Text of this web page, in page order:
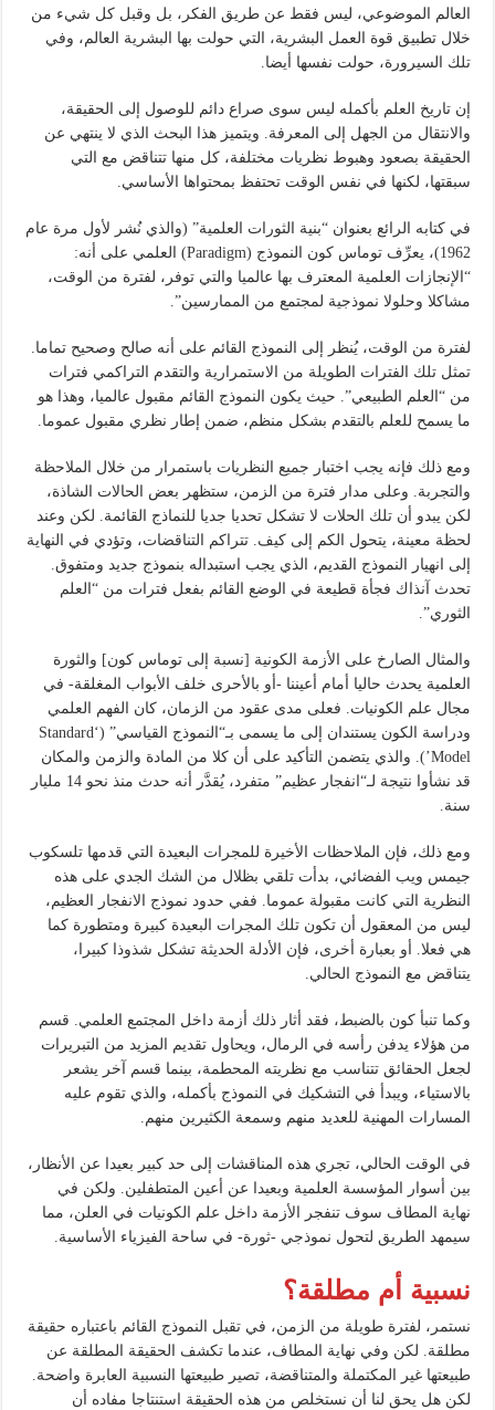
العالم الموضوعي، ليس فقط عن طريق الفكر، بل وقبل كل شيء من
خلال تطبيق قوة العمل البشرية، التي حولت بها البشرية العالم، وفي
تلك السيرورة، حولت نفسها أيضا.
إن تاريخ العلم بأكمله ليس سوى صراع دائم للوصول إلى الحقيقة،
والانتقال من الجهل إلى المعرفة. ويتميز هذا البحث الذي لا ينتهي عن
الحقيقة بصعود وهبوط نظريات مختلفة، كل منها تتناقض مع التي
سبقتها، لكنها في نفس الوقت تحتفظ بمحتواها الأساسي.
في كتابه الرائع بعنوان “بنية الثورات العلمية” (والذي نُشر لأول مرة عام
1962)، يعرِّف توماس كون النموذج (Paradigm) العلمي على أنه:
“الإنجازات العلمية المعترف بها عالميا والتي توفر، لفترة من الوقت،
مشاكلا وحلولا نموذجية لمجتمع من الممارسين”.
لفترة من الوقت، يُنظر إلى النموذج القائم على أنه صالح وصحيح تماما.
تمثل تلك الفترات الطويلة من الاستمرارية والتقدم التراكمي فترات
من “العلم الطبيعي”. حيث يكون النموذج القائم مقبول عالميا، وهذا هو
ما يسمح للعلم بالتقدم بشكل منظم، ضمن إطار نظري مقبول عموما.
ومع ذلك فإنه يجب اختبار جميع النظريات باستمرار من خلال الملاحظة
والتجربة. وعلى مدار فترة من الزمن، ستظهر بعض الحالات الشاذة،
لكن يبدو أن تلك الحلات لا تشكل تحديا جديا للنماذج القائمة. لكن وعند
لحظة معينة، يتحول الكم إلى كيف. تتراكم التناقضات، وتؤدي في النهاية
إلى انهيار النموذج القديم، الذي يجب استبداله بنموذج جديد ومتفوق.
تحدث آنذاك فجأة قطيعة في الوضع القائم بفعل فترات من “العلم
الثوري”.
والمثال الصارخ على الأزمة الكونية [نسبة إلى توماس كون] والثورة
العلمية يحدث حاليا أمام أعيننا -أو بالأحرى خلف الأبواب المغلقة- في
مجال علم الكونيات. فعلى مدى عقود من الزمان، كان الفهم العلمي
ودراسة الكون يستندان إلى ما يسمى بـ“النموذج القياسي” (‘Standard
Model’). والذي يتضمن التأكيد على أن كلا من المادة والزمن والمكان
قد نشأوا نتيجة لـ“انفجار عظيم” متفرد، يُقدَّر أنه حدث منذ نحو 14 مليار
سنة.
ومع ذلك، فإن الملاحظات الأخيرة للمجرات البعيدة التي قدمها تلسكوب
جيمس ويب الفضائي، بدأت تلقي بظلال من الشك الجدي على هذه
النظرية التي كانت مقبولة عموما. ففي حدود نموذج الانفجار العظيم،
ليس من المعقول أن تكون تلك المجرات البعيدة كبيرة ومتطورة كما
هي فعلا. أو بعبارة أخرى، فإن الأدلة الحديثة تشكل شذوذا كبيرا،
يتناقض مع النموذج الحالي.
وكما تنبأ كون بالضبط، فقد أثار ذلك أزمة داخل المجتمع العلمي. قسم
من هؤلاء يدفن رأسه في الرمال، ويحاول تقديم المزيد من التبريرات
لجعل الحقائق تتناسب مع نظريته المحطمة، بينما قسم آخر يشعر
بالاستياء، ويبدأ في التشكيك في النموذج بأكمله، والذي تقوم عليه
المسارات المهنية للعديد منهم وسمعة الكثيرين منهم.
في الوقت الحالي، تجري هذه المناقشات إلى حد كبير بعيدا عن الأنظار،
بين أسوار المؤسسة العلمية وبعيدا عن أعين المتطفلين. ولكن في
نهاية المطاف سوف تنفجر الأزمة داخل علم الكونيات في العلن، مما
سيمهد الطريق لتحول نموذجي -ثورة- في ساحة الفيزياء الأساسية.
نسبية أم مطلقة؟
نستمر، لفترة طويلة من الزمن، في تقبل النموذج القائم باعتباره حقيقة
مطلقة. لكن وفي نهاية المطاف، عندما تكشف الحقيقة المطلقة عن
طبيعتها غير المكتملة والمتناقضة، تصير طبيعتها النسبية العابرة واضحة.
لكن هل يحق لنا أن نستخلص من هذه الحقيقة استنتاجا مفاده أن